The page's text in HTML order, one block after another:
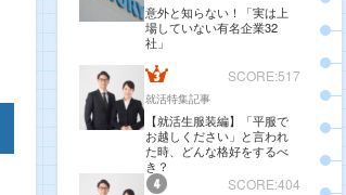
意外と知らない！「実は上
場していない有名企業32
社」
SCORE:517
就活特集記事
【就活生服装編】「平服で
お越しください」と言われ
た時、どんな格好をするべ
き？
SCORE:404